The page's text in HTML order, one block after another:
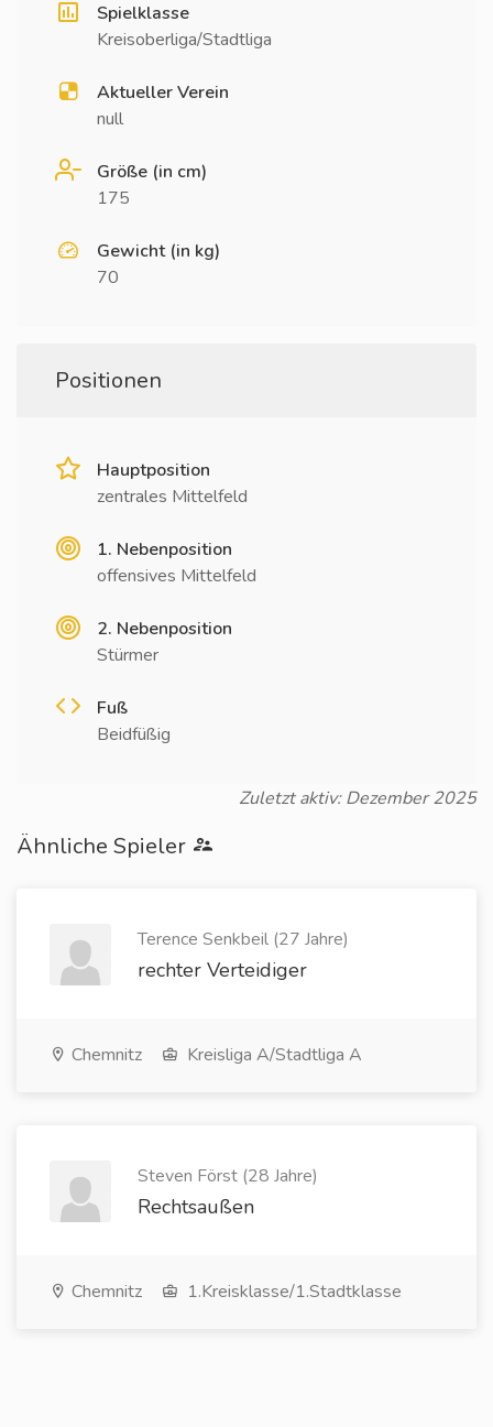
Spielklasse
Kreisoberliga/Stadtliga
Aktueller Verein
null
Größe (in cm)
175
Gewicht (in kg)
70
Positionen
Hauptposition
zentrales Mittelfeld
1. Nebenposition
offensives Mittelfeld
2. Nebenposition
Stürmer
Fuß
Beidfüßig
Zuletzt aktiv: Dezember 2025
Ähnliche Spieler
Terence Senkbeil (27 Jahre)
rechter Verteidiger
Chemnitz Kreisliga A/Stadtliga A
Steven Först (28 Jahre)
Rechtsaußen
Chemnitz 1.Kreisklasse/1.Stadtklasse